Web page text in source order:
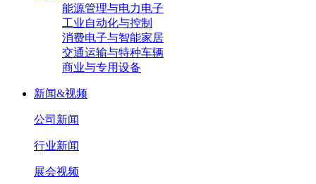
能源管理与电力电子
工业自动化与控制
消费电子与智能家居
交通运输与特种车辆
商业与专用设备
新闻&视频
公司新闻
行业新闻
展会视频